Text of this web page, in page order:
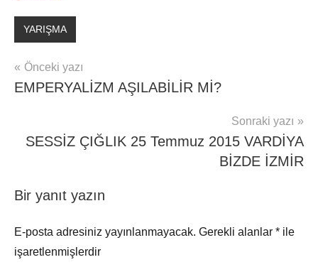
YARIŞMA
Yazı
gezinmesi
Önceki yazı
EMPERYALİZM AŞILABİLİR Mİ?
Sonraki yazı
SESSİZ ÇIĞLIK 25 Temmuz 2015 VARDİYA
BİZDE İZMİR
Bir yanıt yazın
E-posta adresiniz yayınlanmayacak. Gerekli alanlar * ile
işaretlenmişlerdir